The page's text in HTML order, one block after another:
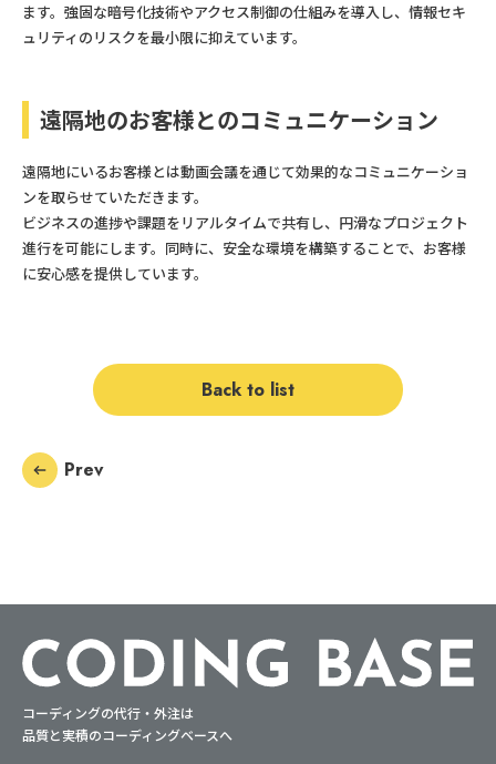
ます。強固な暗号化技術やアクセス制御の仕組みを導入し、情報セキ
ュリティのリスクを最小限に抑えています。
遠隔地のお客様とのコミュニケーション
遠隔地にいるお客様とは動画会議を通じて効果的なコミュニケーショ
ンを取らせていただきます。
ビジネスの進捗や課題をリアルタイムで共有し、円滑なプロジェクト
進行を可能にします。同時に、安全な環境を構築することで、お客様
に安心感を提供しています。
Prev
Back to list
コーディングの代行・外注は
品質と実積のコーディングベースへ